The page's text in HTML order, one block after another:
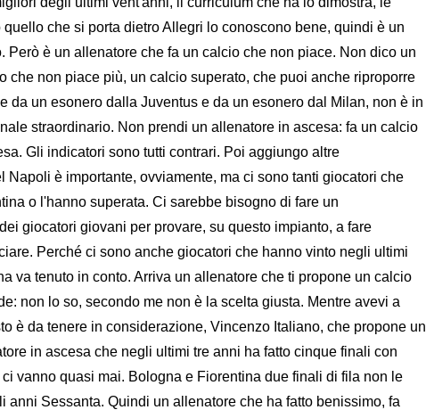
quello che si porta dietro Allegri lo conoscono bene, quindi è un
Però è un allenatore che fa un calcio che non piace. Non dico un
che non piace più, un calcio superato, che puoi anche riproporre
da un esonero dalla Juventus e da un esonero dal Milan, non è in
straordinario. Non prendi un allenatore in ascesa: fa un calcio
Gli indicatori sono tutti contrari. Poi aggiungo altre
Napoli è importante, ovviamente, ma ci sono tanti giocatori che
o l'hanno superata. Ci sarebbe bisogno di fare un
giocatori giovani per provare, su questo impianto, a fare
Perché ci sono anche giocatori che hanno vinto negli ultimi
va tenuto in conto. Arriva un allenatore che ti propone un calcio
non lo so, secondo me non è la scelta giusta. Mentre avevi a
è da tenere in considerazione, Vincenzo Italiano, che propone un
in ascesa che negli ultimi tre anni ha fatto cinque finali con
vanno quasi mai. Bologna e Fiorentina due finali di fila non le
anni Sessanta. Quindi un allenatore che ha fatto benissimo, fa